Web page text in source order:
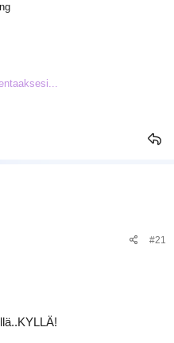
hyvä ystävä jonka lasten
#21